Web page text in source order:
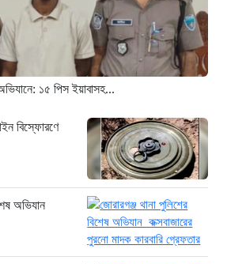
খাগড়াছড়ি রামগড় পুলিশের অভিযানে: ১৫
পিস ইয়াবাসহ যুবক গ্রেপ্তার
১৫ পিস ইয়াবাসহ...
বিস্ফোরণে
অভিযান